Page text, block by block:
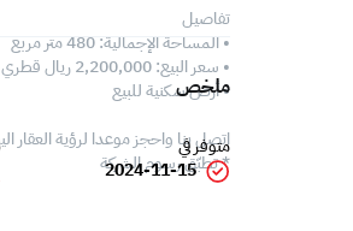
تفاصيل
• المساحة الإجمالية: 480 متر مربع
• سعر البيع: 2,200,000 ريال قطري
• أرض سكنية للبيع
اتصل بنا واحجز موعدا لرؤية العقار
* تطبّق رسوم الشركة
ملخص
متوفر في
2024-11-15